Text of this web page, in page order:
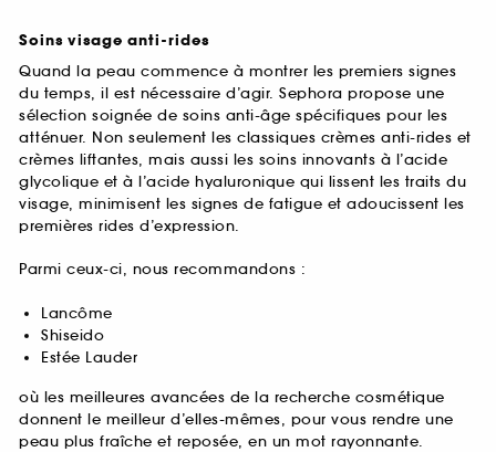
Soins visage anti-rides
Quand la peau commence à montrer les premiers signes
du temps, il est nécessaire d’agir. Sephora propose une
sélection soignée de soins anti-âge spécifiques pour les
atténuer. Non seulement les classiques crèmes anti-rides et
crèmes liftantes, mais aussi les soins innovants à l’acide
glycolique et à l’acide hyaluronique qui lissent les traits du
visage, minimisent les signes de fatigue et adoucissent les
premières rides d’expression.
Parmi ceux-ci, nous recommandons :
Lancôme
Shiseido
Estée Lauder
où les meilleures avancées de la recherche cosmétique
donnent le meilleur d’elles-mêmes, pour vous rendre une
peau plus fraîche et reposée, en un mot rayonnante.